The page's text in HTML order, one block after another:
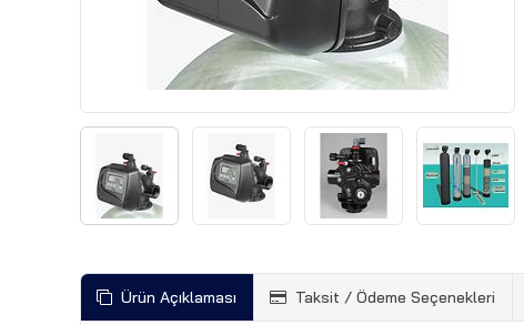
Ürün Açıklaması Taksit / Ödeme Seçenekleri